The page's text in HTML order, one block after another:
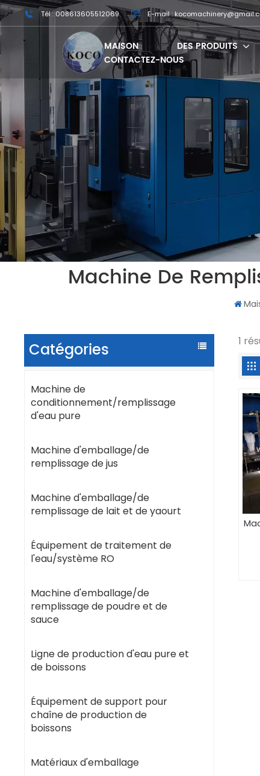
Tél : 008613605512069 E-mail :
MAISON DES PRODUITS
CONTACTEZ-NOUS
Machine De
Catégories
Machine de
conditionnement/remplissage
d'eau pure
Machine d'emballage/de
remplissage de jus
Machine d'emballage/de
remplissage de lait et de yaourt
Équipement de traitement de
l'eau/système RO
Machine d'emballage/de
remplissage de poudre et de
sauce
Ligne de production d'eau pure et
de boissons
Équipement de support pour
chaîne de production de
boissons
Matériaux d'emballage
1